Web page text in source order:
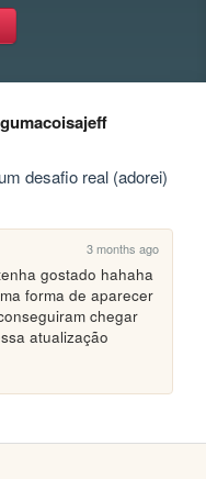
desafio real (adorei)
3 months ago
gostado hahaha
forma de aparecer
chegar
atualização